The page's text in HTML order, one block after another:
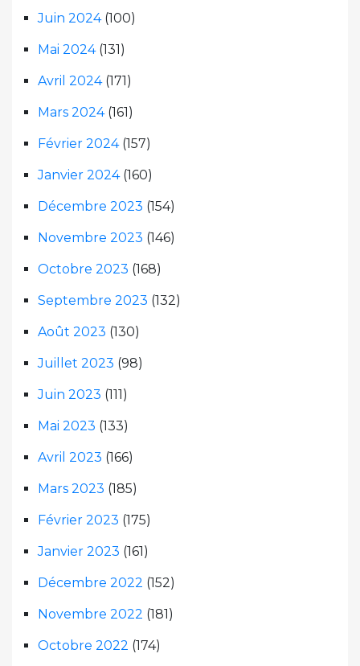
Juin 2024(100)
Mai 2024(131)
Avril 2024(171)
Mars 2024(161)
Février 2024(157)
Janvier 2024(160)
Décembre 2023 (154)
Novembre 2023 (146)
Octobre 2023 (168)
Septembre 2023 (132)
Août 2023 (130)
Juillet 2023 (98)
Juin 2023 (111)
Mai 2023 (133)
Avril 2023 (166)
Mars 2023 (185)
Février 2023 (175)
Janvier 2023 (161)
Décembre 2022 (152)
Novembre 2022 (181)
Octobre 2022 (174)